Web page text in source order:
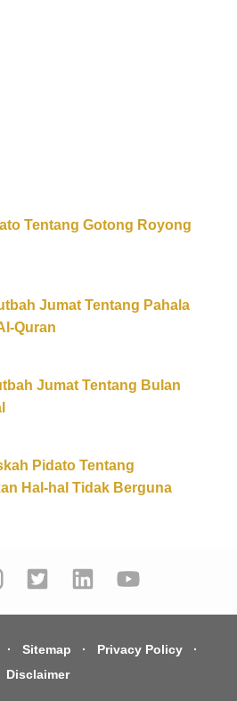
Tentang Gotong Royong
Jumat Tentang Pahala
Quran
Jumat Tentang Bulan
Pidato Tentang
Hal-hal Tidak Berguna
Sitemap
Privacy Policy
Disclaimer